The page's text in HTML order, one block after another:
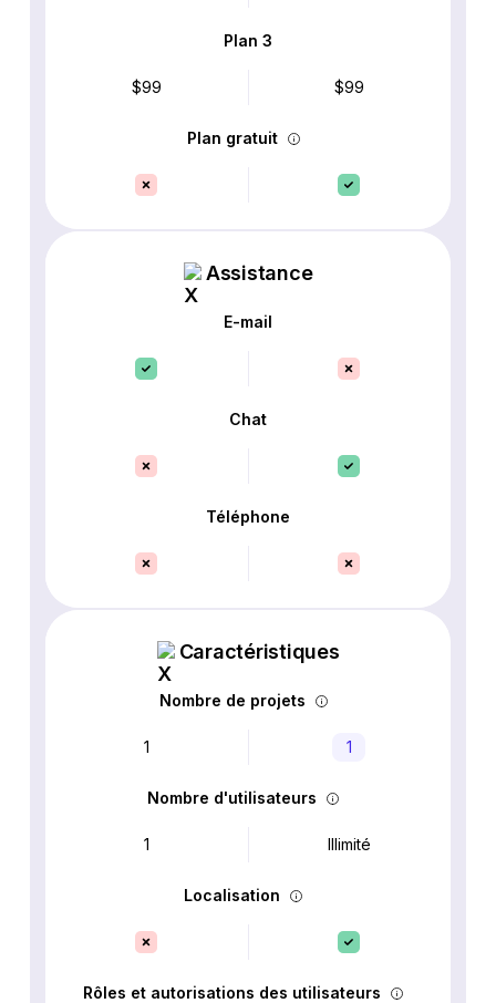
Plan 3
$99 $99
Plan gratuit
Assistance
E-mail
Chat
Téléphone
Caractéristiques
Nombre de projets
1 1
Nombre d'utilisateurs
1 Illimité
Localisation
Rôles et autorisations des utilisateurs